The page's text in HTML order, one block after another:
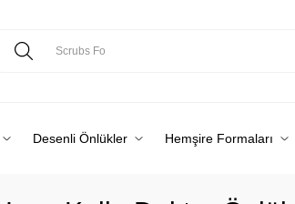
Desenli Önlükler Hemşire Formaları